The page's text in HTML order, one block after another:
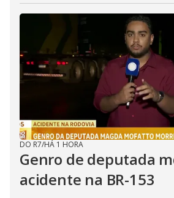
DO R7/HÁ 1 HORA
Genro de deputada
acidente na BR-153